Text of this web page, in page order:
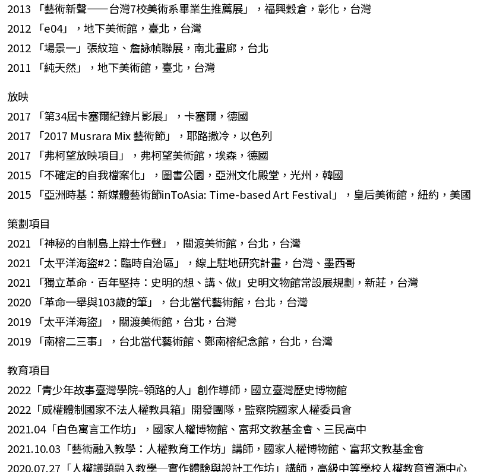
2013 「藝術新聲——台灣7校美術系畢業生推薦展」，福興穀倉，彰化，台灣
2012 「e04」，地下美術館，臺北，台灣
2012 「場景一」張紋瑄、詹詠幀聯展，南北畫廊，台北
2011 「純天然」，地下美術館，臺北，台灣
放映
2017 「第34屆卡塞爾紀錄片影展」，卡塞爾，德國
2017 「2017 Musrara Mix 藝術節」，耶路撒冷，以色列
2017 「弗柯望放映項目」，弗柯望美術館，埃森，德國
2015 「不確定的自我檔案化」，圖書公園，亞洲文化殿堂，光州，韓國
2015 「亞洲時基：新媒體藝術節inToAsia: Time-based Art Festival」，皇后美術館，紐約，美國
策劃項目
2021 「神秘的自制島上辯士作聲」，關渡美術館，台北，台灣
2021 「太平洋海盜#2：臨時自治區」，線上駐地研究計畫，台灣、墨西哥
2021 「獨立革命．百年堅持：史明的想、講、做」史明文物館常設展規劃，新莊，台灣
2020 「革命一舉與103歲的筆」，台北當代藝術館，台北，台灣
2019 「太平洋海盜」，關渡美術館，台北，台灣
2019 「南榕二三事」，台北當代藝術館、鄭南榕紀念館，台北，台灣
教育項目
2022「青少年故事臺灣學院–領路的人」創作導師，國立臺灣歷史博物館
2022「威權體制國家不法人權教具箱」開發團隊，監察院國家人權委員會
2021.04「白色寓言工作坊」，國家人權博物館、富邦文教基金會、三民高中
2021.10.03「藝術融入教學：人權教育工作坊」講師，國家人權博物館、富邦文教基金會
2020.07.27「人權議題融入教學─實作體驗與設計工作坊」講師，高級中等學校人權教育資源中心